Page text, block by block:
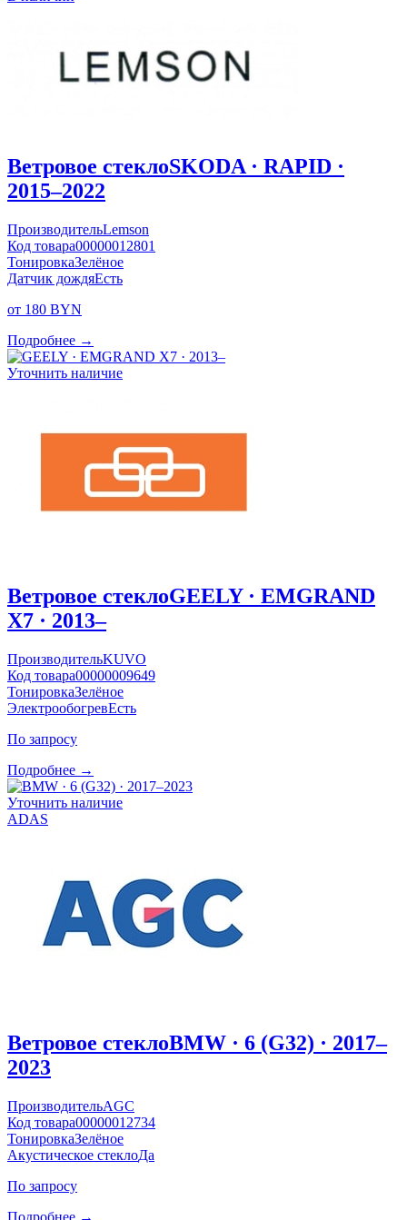
Ветровое стеклоSKODA · RAPID ·
2015–2022
ПроизводительLemson
Код товара00000012801
ТонировкаЗелёное
Датчик дождяЕсть
от 180 BYN
Подробнее →
Уточнить наличие
Ветровое стеклоGEELY · EMGRAND
X7 · 2013–
ПроизводительKUVO
Код товара00000009649
ТонировкаЗелёное
ЭлектрообогревЕсть
По запросу
Подробнее →
Уточнить наличие
ADAS
Ветровое стеклоBMW · 6 (G32) · 2017–
2023
ПроизводительAGC
Код товара00000012734
ТонировкаЗелёное
Акустическое стеклоДа
По запросу